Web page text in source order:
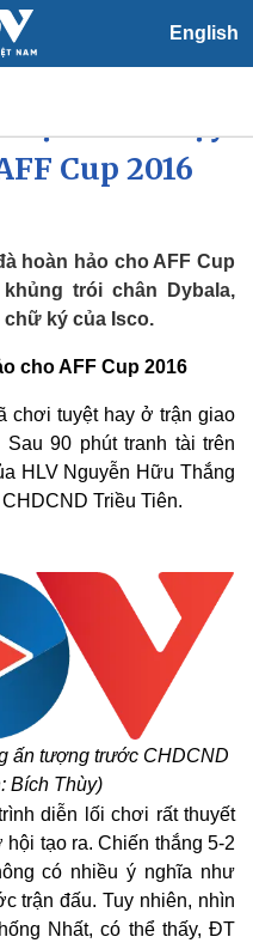
English
Tin 24h
Dự báo thời tiết
Giáo dục
Dấu ấn VOV
Việc làm
Cup 2016
hoàn hảo cho AFF Cup
trói chân Dybala,
chữ ký của Isco.
cho AFF Cup 2016
chơi tuyệt hay ở trận giao
90 phút tranh tài trên
HLV Nguyễn Hữu Thắng
Triều Tiên.
ấn tượng trước CHDCND
Bích Thùy)
diễn lối chơi rất thuyết
tạo ra. Chiến thắng 5-2
có nhiều ý nghĩa như
trận đấu. Tuy nhiên, nhìn
Nhất, có thể thấy, ĐT